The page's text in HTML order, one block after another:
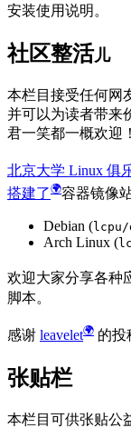
安装使用说明。
社区整活儿
本栏目接受任何网
并可以为读者带来
君一笑都一概欢迎！
北京大学 Linux 俱
搭建了
容器镜像
Debian (lcpu/
Arch Linux (
欢迎大家分享各种
脚本。
感谢 leavelet 的投
张贴栏
本栏目可供张贴公